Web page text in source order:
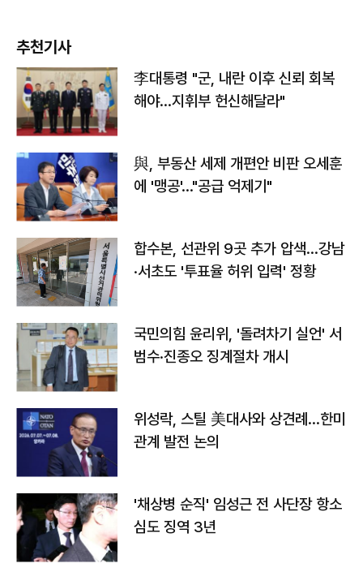
추천기사
李대통령 "군, 내란 이후 신뢰 회복
해야…지휘부 헌신해달라"
與, 부동산 세제 개편안 비판 오세훈
에 '맹공'…"공급 억제기"
합수본, 선관위 9곳 추가 압색…강남
·서초도 '투표율 허위 입력' 정황
국민의힘 윤리위, '돌려차기 실언' 서
범수·진종오 징계절차 개시
위성락, 스틸 美대사와 상견례…한미
관계 발전 논의
'채상병 순직' 임성근 전 사단장 항소
심도 징역 3년